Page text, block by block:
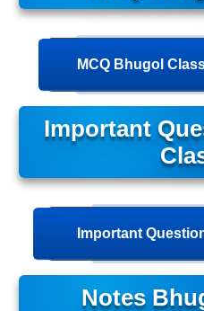
MCQ Bhugol
Important
Important
Notes